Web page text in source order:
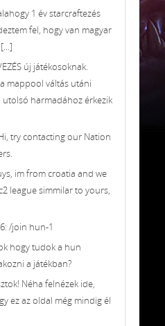
1 év starcraftezés
fel, hogy van magyar
új játékosoknak.
mappool váltás utáni
harmadához érkezik
try contacting our Nation
im from croatia and we
league simmilar to yours,
/join hun-1
hogy tudok a hun
a játékban?
Néha felnézek ide,
ez az oldal még mindig él